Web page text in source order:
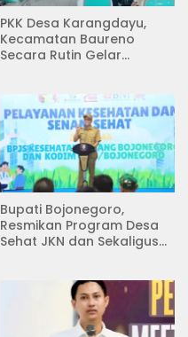
PKK Desa Karangdayu,
Kecamatan Baureno
Secara Rutin Gelar
Bupati Bojonegoro,
Resmikan Program Desa
Sehat JKN dan Sekaligus